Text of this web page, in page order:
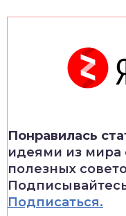
Понравилась
идеями из мира
полезных
Подписаться.